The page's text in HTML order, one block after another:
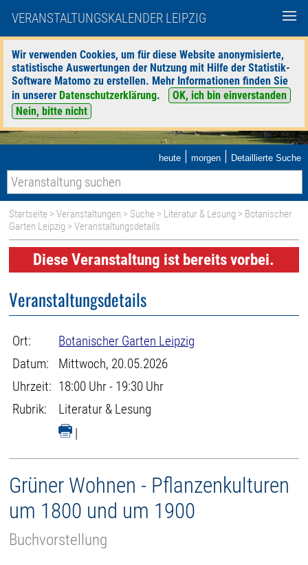
VERANSTALTUNGSKALENDER LEIPZIG
Wir verwenden Cookies, um für diese Website anonymisierte,
statistische Auswertungen der Nutzung mit Hilfe der Statistik-
Software Matomo zu erstellen. Mehr Informationen finden Sie
in unserer Datenschutzerklärung.
OK, ich bin einverstanden
Nein, bitte nicht
heute | morgen | Detaillierte Suche
Startseite >Veranstaltungen > Suche > Literatur & Lesung > Botanischer
Garten Leipzig > Veranstaltungsdetails
Diese Veranstaltung ist bereits vorbei.
Veranstaltungsdetails
Ort:
Botanischer Garten Leipzig
Datum:
Mittwoch, 20.05.2026
Uhrzeit: 18:00 Uhr - 19:30 Uhr
Rubrik:
Literatur & Lesung
|
Grüner Wohnen - Pflanzenkulturen
um 1800 und um 1900
Buchvorstellung